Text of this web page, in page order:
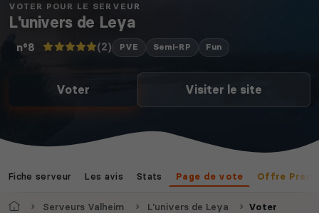
VOTER POUR LE SERVEUR
L'univers de Leya
n°8 (2) PVE Semi-RP Fun
Voter Visiter le site
Fiche serveur Les avis Stats Page de vote Offre
AccueilServeurs Valheim L'univers de Leya Voter